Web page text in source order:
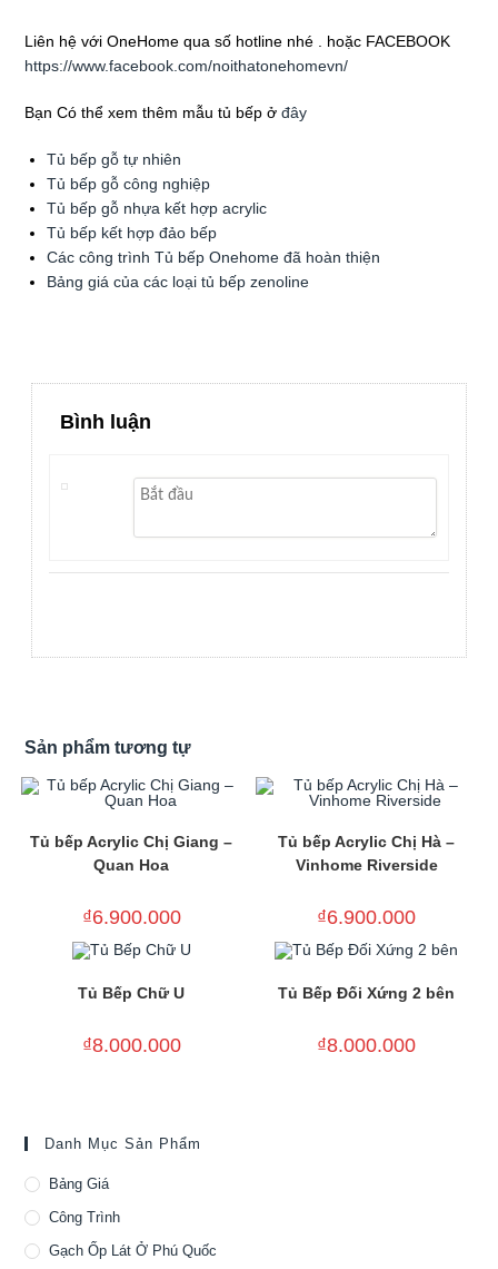
Liên hệ với OneHome qua số hotline nhé . hoặc FACEBOOK
https://www.facebook.com/noithatonehomevn/
Bạn Có thể xem thêm mẫu tủ bếp ởđây
Tủ bếp gỗ tự nhiên
Tủ bếp gỗ công nghiệp
Tủ bếp gỗ nhựa kết hợp acrylic
Tủ bếp kết hợp đảo bếp
Các công trình Tủ bếp Onehome đã hoàn thiện
Bảng giá của các loại tủ bếp zenoline
Bình luận
Sản phẩm tương tự
Tủ bếp Acrylic Chị Giang –
Quan Hoa
₫6.900.000
Tủ bếp Acrylic Chị Hà –
Vinhome Riverside
₫6.900.000
Tủ Bếp Chữ U
₫8.000.000
Tủ Bếp Đối Xứng 2 bên
₫8.000.000
Danh Mục Sản Phẩm
Bảng Giá
Công Trình
Gạch Ốp Lát Ở Phú Quốc